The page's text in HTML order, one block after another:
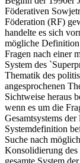
Föderativen
Föderation (RF)
handelte es sich
mögliche Definition
Fragen nach einer
System des
Thematik des
angesprochenen
Sichtweise heraus
wenn es um die
Gesamtsystems
Systemdefinition
Suche nach
Konsolidierung des